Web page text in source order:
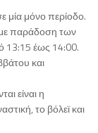
μία μόνο περίοδο.
με παράδοση των
13:15 έως 14:00.
και
είναι η
το βόλεϊ και